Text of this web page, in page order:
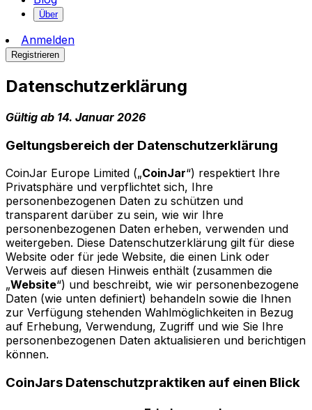
Über
Anmelden
Registrieren
Datenschutzerklärung
Gültig ab 14. Januar 2026
Geltungsbereich der Datenschutzerklärung
CoinJar Europe Limited („CoinJar“) respektiert Ihre
Privatsphäre und verpflichtet sich, Ihre
personenbezogenen Daten zu schützen und
transparent darüber zu sein, wie wir Ihre
personenbezogenen Daten erheben, verwenden und
weitergeben. Diese Datenschutzerklärung gilt für diese
Website oder für jede Website, die einen Link oder
Verweis auf diesen Hinweis enthält (zusammen die
„Website“) und beschreibt, wie wir personenbezogene
Daten (wie unten definiert) behandeln sowie die Ihnen
zur Verfügung stehenden Wahlmöglichkeiten in Bezug
auf Erhebung, Verwendung, Zugriff und wie Sie Ihre
personenbezogenen Daten aktualisieren und berichtigen
können.
CoinJars Datenschutzpraktiken auf einen Blick